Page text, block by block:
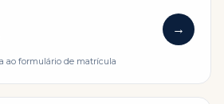
→
ao formulário de matrícula